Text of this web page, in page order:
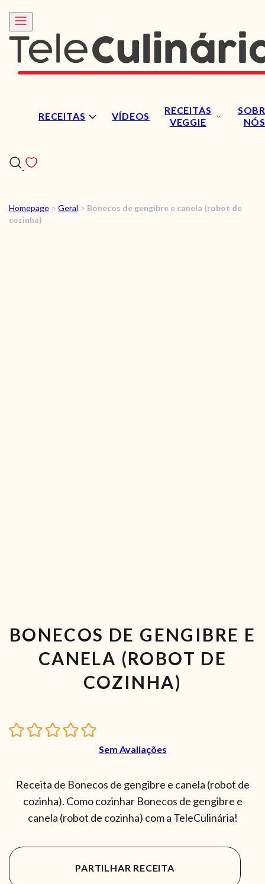
RECEITAS VÍDEOS
RECEITAS
VEGGIE
NÓS
RECEITAS
Homepage > Geral > Bonecos de gengibre e canela (robot de
cozinha)
BONECOS DE GENGIBRE E
CANELA (ROBOT DE
COZINHA)
Sem Avaliações
Receita de Bonecos de gengibre e canela (robot de
cozinha). Como cozinhar Bonecos de gengibre e
canela (robot de cozinha) com a TeleCulinária!
PARTILHAR RECEITA